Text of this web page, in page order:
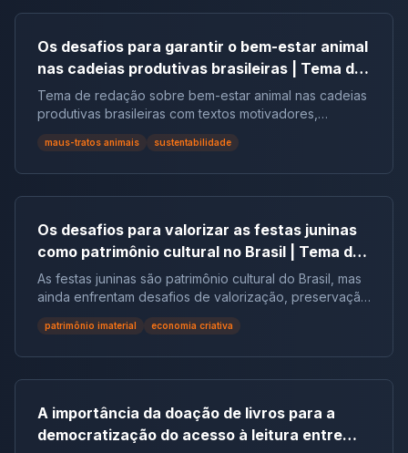
Os desafios para garantir o bem-estar animal
nas cadeias produtivas brasileiras | Tema de
redação
Tema de redação sobre bem-estar animal nas cadeias
produtivas brasileiras com textos motivadores,
repertórios, argumentos e modelos.
maus-tratos animais sustentabilidade
Os desafios para valorizar as festas juninas
como patrimônio cultural no Brasil | Tema de
redação
As festas juninas são patrimônio cultural do Brasil, mas
ainda enfrentam desafios de valorização, preservação
e reconhecimento social.
patrimônio imaterial economia criativa
A importância da doação de livros para a
democratização do acesso à leitura entre